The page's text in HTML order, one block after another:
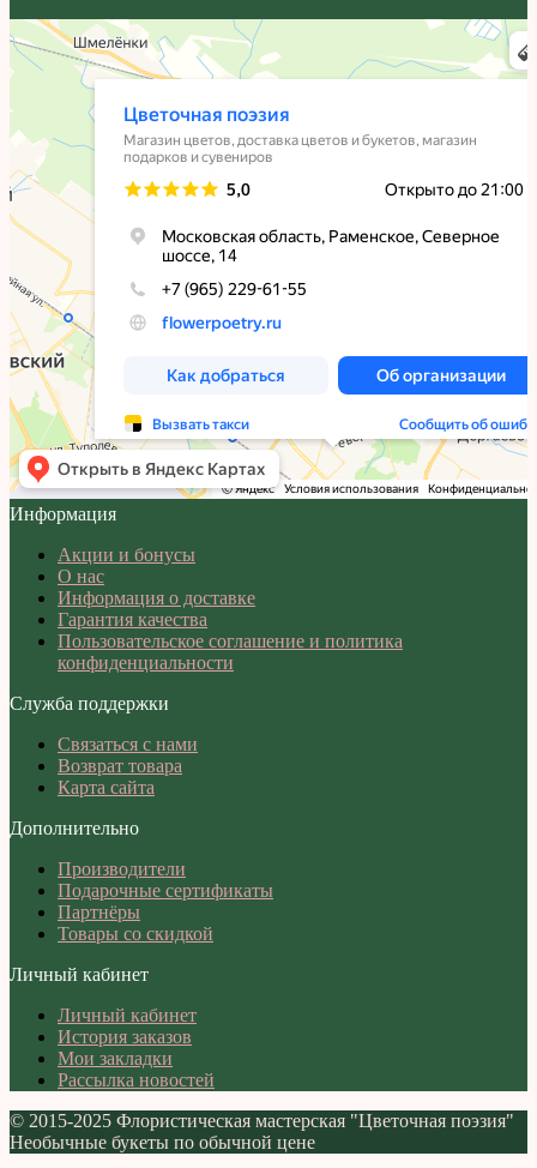
Информация
Акции и бонусы
О нас
Информация о доставке
Гарантия качества
Пользовательское соглашение и политика
конфиденциальности
Служба поддержки
Связаться с нами
Возврат товара
Карта сайта
Дополнительно
Производители
Подарочные сертификаты
Партнёры
Товары со скидкой
Личный кабинет
Личный кабинет
История заказов
Мои закладки
Рассылка новостей
© 2015-2025 Флористическая мастерская "Цветочная поэзия"
Необычные букеты по обычной цене